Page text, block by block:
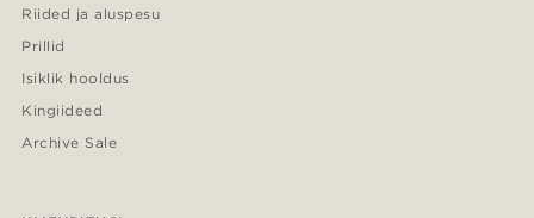
Riided ja aluspesu
Prillid
Isiklik hooldus
Kingiideed
Archive Sale